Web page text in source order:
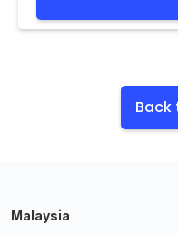
Back
Malaysia